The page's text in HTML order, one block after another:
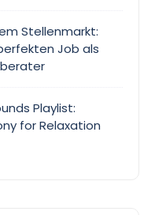
Stellenmarkt:
Job als
Playlist:
for Relaxation